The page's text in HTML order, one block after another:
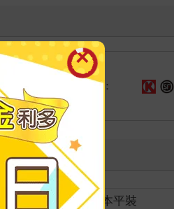
海外 港澳店取：
紙本平裝